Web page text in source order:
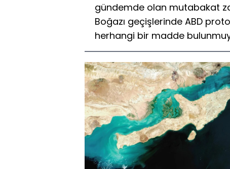
gündemde olan mutabakat
Boğazı geçişlerinde ABD
herhangi bir madde